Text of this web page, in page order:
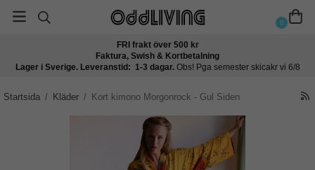
0
FRI frakt över 500 kr
Faktura, Swish & Kortbetalning
Lager i Sverige. Leveranstid: 1-3 dagar. Obs! Pga semester skicakr vi 6/8
Startsida / Kläder / Kort kimono Morgonrock - Gul Siden